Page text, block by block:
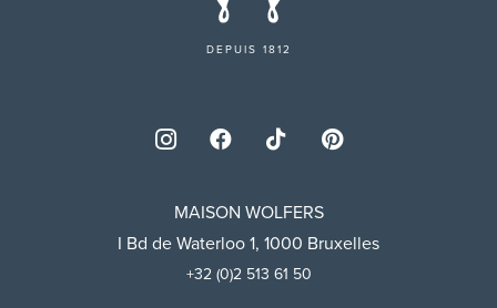
DEPUIS 1812
MAISON WOLFERS
I Bd de Waterloo 1, 1000 Bruxelles
+32 (0)2 513 61 50